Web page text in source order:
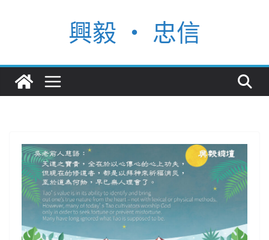
興毅 ‧ 忠信